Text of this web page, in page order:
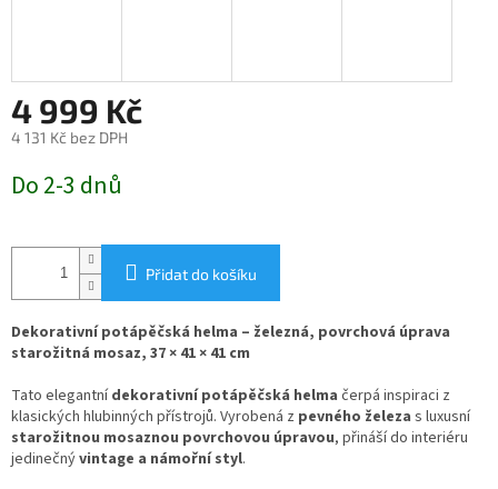
4 999 Kč
4 131 Kč bez DPH
cena:
Do 2-3 dnů
Přidat do košíku
Dekorativní potápěčská helma – železná, povrchová úprava
starožitná mosaz, 37 × 41 × 41 cm
Tato elegantnídekorativní potápěčská helma čerpá inspiraci z
klasických hlubinných přístrojů. Vyrobená z pevného železa s luxusní
starožitnou mosaznou povrchovou úpravou, přináší do interiéru
jedinečnývintage a námořní styl.